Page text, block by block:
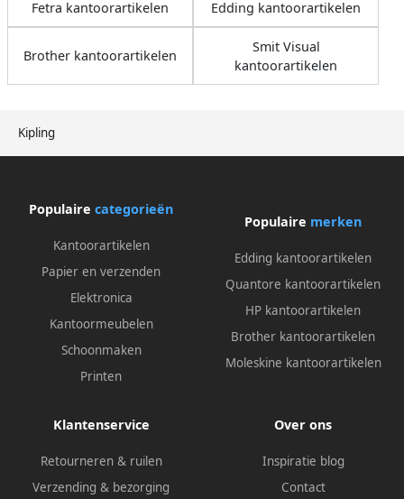
Kipling
Fetra kantoorartikelen Edding kantoorartikelen
Brother kantoorartikelen
Smit Visual
kantoorartikelen
Populaire categorieën
Kantoorartikelen
Papier en verzenden
Elektronica
Kantoormeubelen
Schoonmaken
Printen
Populaire merken
Edding kantoorartikelen
Quantore kantoorartikelen
HP kantoorartikelen
Brother kantoorartikelen
Moleskine kantoorartikelen
Klantenservice
Retourneren & ruilen
Verzending & bezorging
Over ons
Inspiratie blog
Contact